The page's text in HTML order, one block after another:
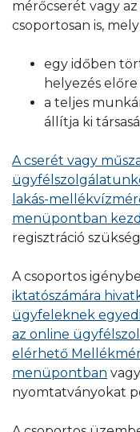
Hitelesítési év
található
SZÁMLÁZÁS
laboratóriumba
átmeneti
vízmérőre
záróelemmel
hitelesítő
felszerelt
helyen.
adta be az
tájékoztatjuk.
szerint van
időponton.
esetén külön díj
itt tájékozódhat.
A szolgáltatás
Vízművek Zrt,
(a helyszíni
mérőcserét vagy
csoportosan is,
egy időben
helyezés
a teljes
állítja ki
A cserét vagy
lakás-
menüpontban
regisztráció
A csoportos
iktatószámára
ügyfeleknek
az online
elérhető
menüpontban
nyomtatványokat